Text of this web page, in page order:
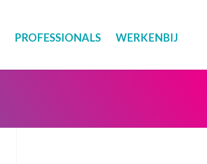
PROFESSIONALS WERKENBIJ